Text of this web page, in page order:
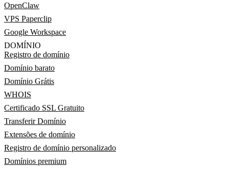
OpenClaw
VPS Paperclip
Google Workspace
DOMÍNIO
Registro de domínio
Domínio barato
Domínio Grátis
WHOIS
Certificado SSL Gratuito
Transferir Domínio
Extensões de domínio
Registro de domínio personalizado
Domínios premium